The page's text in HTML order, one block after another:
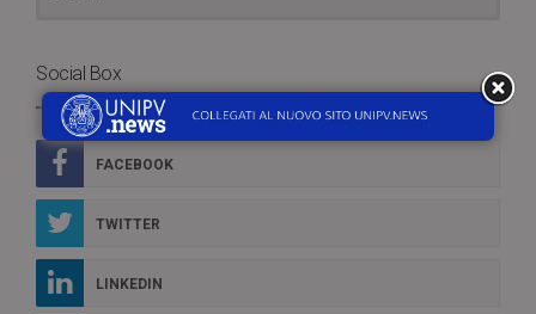
Social Box
FACEBOOK
TWITTER
LINKEDIN